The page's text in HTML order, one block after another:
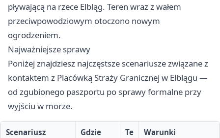
pływającą na rzece Elbląg. Teren wraz z wałem
przeciwpowodziowym otoczono nowym
ogrodzeniem.
Najważniejsze sprawy
Poniżej znajdziesz najczęstsze scenariusze związane z
kontaktem z Placówką Straży Granicznej w Elblągu —
od zgubionego paszportu po sprawy formalne przy
wyjściu w morze.
Scenariusz
Gdzie
Te
Warunki